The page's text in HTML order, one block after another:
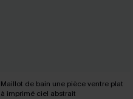
Maillot de bain une pièce ventre plat
à imprimé ciel abstrait